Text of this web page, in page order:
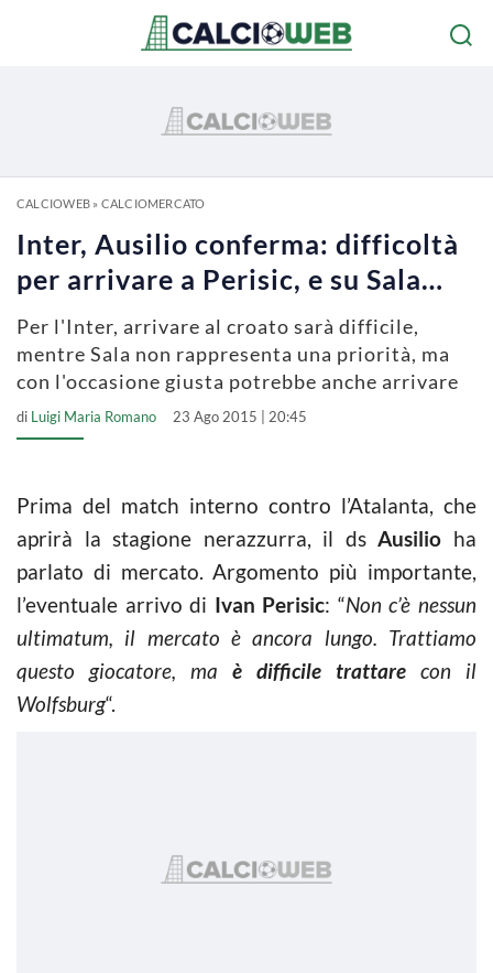
CALCIOWEB» CALCIOMERCATO
Inter, Ausilio conferma: difficoltà
per arrivare a Perisic, e su Sala…
Per l'Inter, arrivare al croato sarà difficile,
mentre Sala non rappresenta una priorità, ma
con l'occasione giusta potrebbe anche arrivare
di Luigi Maria Romano 23 Ago 2015 | 20:45
Prima del match interno contro l’Atalanta, che
aprirà la stagione nerazzurra, il dsAusilio ha
parlato di mercato. Argomento più importante,
l’eventuale arrivo di Ivan Perisic: “Non c’è nessun
ultimatum, il mercato è ancora lungo. Trattiamo
questo giocatore, ma è difficile trattare con il
Wolfsburg“.